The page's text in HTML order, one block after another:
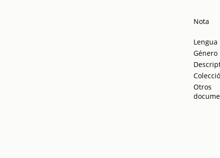
Nota
Lengua
Género
Otros